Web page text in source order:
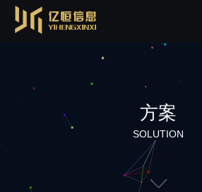
方案
SOLUTION